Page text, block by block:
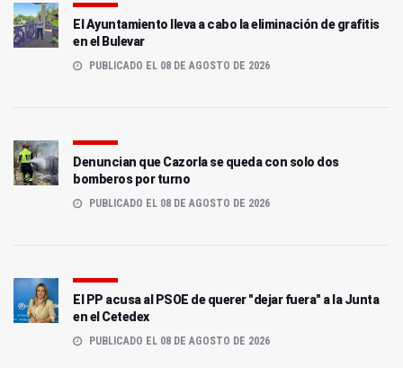
El Ayuntamiento lleva a cabo la eliminación de grafitis
en el Bulevar
PUBLICADO EL 08 DE AGOSTO DE 2026
Denuncian que Cazorla se queda con solo dos
bomberos por turno
PUBLICADO EL 08 DE AGOSTO DE 2026
El PP acusa al PSOE de querer "dejar fuera" a la Junta
en el Cetedex
PUBLICADO EL 08 DE AGOSTO DE 2026